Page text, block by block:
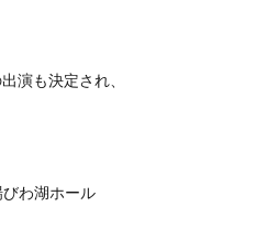
演も決定され、
わ湖ホール